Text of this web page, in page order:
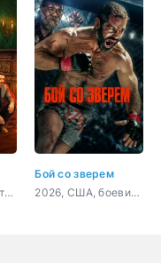
2026, Россия, детектив, триллер
Бой со зверем
2026, США, боевик, драма, спорт